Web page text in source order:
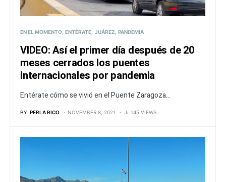
EN EL MOMENTO ENTÉRATE JUÁREZ PANDEMIA
VIDEO: Así el primer día después de 20
meses cerrados los puentes
internacionales por pandemia
Entérate cómo se vivió en el Puente Zaragoza...
BY PERLA RICO NOVEMBER 8, 2021 145 VIEWS